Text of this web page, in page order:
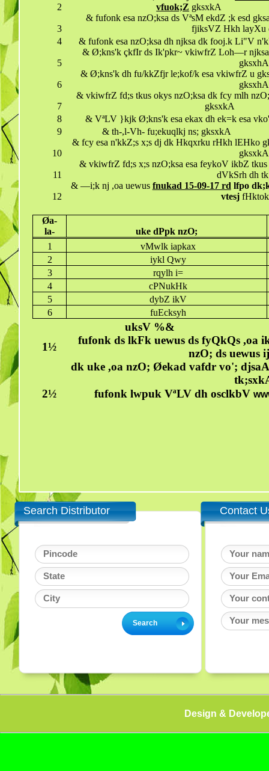
2
vfuok;Z gksxkA
3
& fufonk esa nzO;ksa ds VªsM ekdZ ;k esd
fjiksVZ Hkh layXu
4
& fufonk esa nzO;ksa dh njksa dk fooj.k Li"V
5
& Ø;kns'k çkfIr ds Ik'pkr~ vkiwfrZ Loh—r njksa
gksxhA
6
& Ø;kns'k dh fu/kkZfjr le;kof/k esa vkiwfrZ u
gksxhA
7
& vkiwfrZ fd;s tkus okys nzO;ksa dk fcy mlh
gksxkA
8
& VªLV }kjk Ø;kns'k esa ekax dh ek=k esa
9
& th-,l-Vh- fu;ekuqlkj ns; gksxkA
10
& fcy esa n'kkZ;s x;s dj dk Hkqxrku rHkh lEHko
gksxkA
11
& vkiwfrZ fd;s x;s nzO;ksa esa feykoV ikbZ
dVkSrh dh
12
& —i;k nj ,oa uewus fnukad 15-09-17 rd lfpo
vtesj
Øa-
la-
uke dPpk nzO;
1
vMwlk iapkax
2
iykl Qwy
3
rqylh i=
4
cPNukHk
5
dybZ ikV
6
fuEcksyh
uksV %&
1½
fufonk ds lkFk uewus ds fyQkQs
nzO; ds uewus
dk uke ,oa nzO; Øekad vafdr vo';
2½
fufonk lwpuk VªLV dh osclkbV
Search Distributor Contact
Design &